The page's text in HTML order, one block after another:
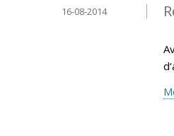
16-08-2014